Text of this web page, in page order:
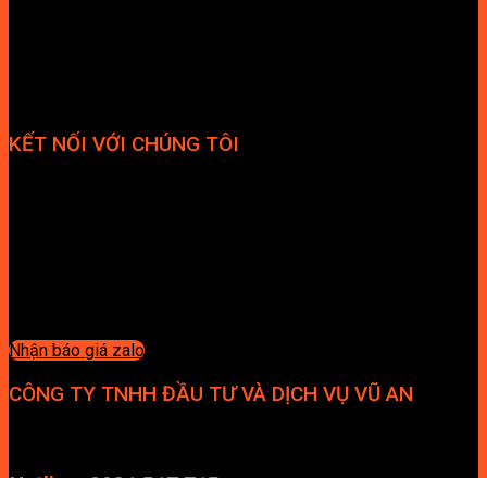
KẾT NỐI VỚI CHÚNG TÔI
Nhận báo giá zalo
CÔNG TY TNHH ĐẦU TƯ VÀ DỊCH VỤ VŨ AN